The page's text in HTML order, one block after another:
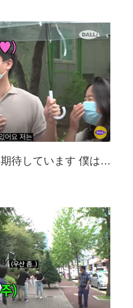
期待しています 僕は…